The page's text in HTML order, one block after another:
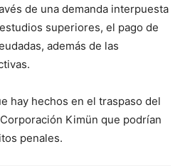
de una demanda interpuesta
superiores, el pago de
además de las
hay hechos en el traspaso del
Kimün que podrían
penales.